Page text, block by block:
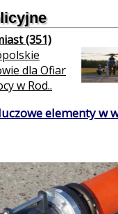
(351)
dla Ofiar
w Rod..
elementy w